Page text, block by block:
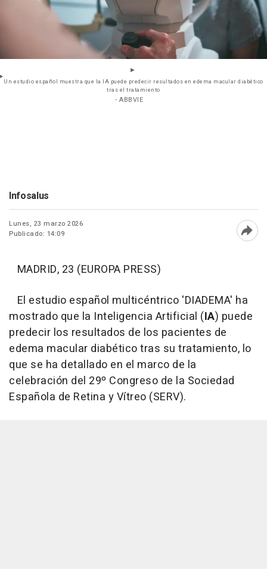
Un estudio español muestra que la IA puede predecir resultados en edema macular diabético
tras el tratamiento
- ABBVIE
Infosalus
Lunes, 23 marzo 2026
Publicado: 14:09
MADRID, 23 (EUROPA PRESS)
El estudio español multicéntrico 'DIADEMA' ha
mostrado que la Inteligencia Artificial (IA) puede
predecir los resultados de los pacientes de
edema macular diabético tras su tratamiento, lo
que se ha detallado en el marco de la
celebración del 29º Congreso de la Sociedad
Española de Retina y Vítreo (SERV).